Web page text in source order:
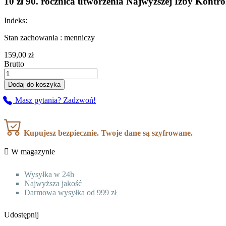
Indeks:
Stan zachowania : menniczy
159,00 zł
Brutto
Dodaj do koszyka
Masz pytania? Zadzwoń!
Kupujesz bezpiecznie. Twoje dane są szyfrowane.
 W magazynie
Wysyłka w 24h
Najwyższa jakość
Darmowa wysyłka od 999 zł
Udostępnij